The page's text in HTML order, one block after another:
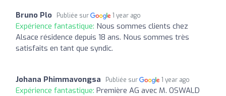
Bruno Plo Publiée sur 1 year ago
Expérience fantastique: Nous sommes clients chez
Alsace résidence depuis 18 ans. Nous sommes très
satisfaits en tant que syndic.
Johana Phimmavongsa Publiée sur 1 year ago
Expérience fantastique: Première AG avec M. OSWALD